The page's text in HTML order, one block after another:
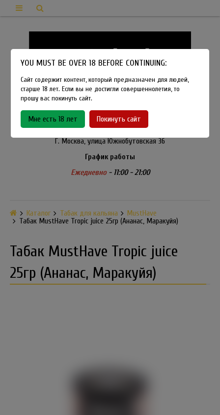
8-915-450-21-92
Розничный магазин Method Vapeshop
Г. Москва, улица Южнобутовская 36
График работы
Ежедневно- 11:00 - 21:00
Каталог Табак для кальяна
MustHave
Табак MustHave Tropic juice 25гр (Ананас, Маракуйя)
Табак MustHave Tropic juice
25гр (Ананас, Маракуйя)
YOU MUST BE OVER 18 BEFORE CONTINUING:
Сайт содержит контент, который предназначен для людей,
старше 18 лет. Если вы не достигли совершеннолетия, то
прошу вас покинуть сайт.
Мне есть 18 лет Покинуть сайт